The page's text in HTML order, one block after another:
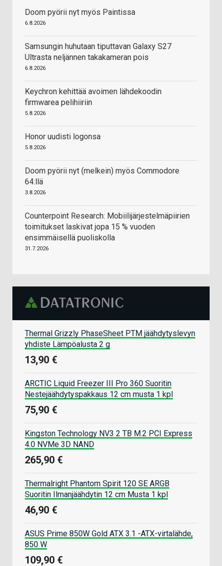
Doom pyörii nyt myös Paintissa
6.8.2026
Samsungin huhutaan tiputtavan Galaxy S27
Ultrasta neljännen takakameran pois
6.8.2026
Keychron kehittää avoimen lähdekoodin
firmwarea pelihiiriin
5.8.2026
Honor uudisti logonsa
5.8.2026
Doom pyörii nyt (melkein) myös Commodore
64:llä
3.8.2026
Counterpoint Research: Mobiilijärjestelmäpiirien
toimitukset laskivat jopa 15 % vuoden
ensimmäisellä puoliskolla
31.7.2026
Thermal Grizzly PhaseSheet PTM jäähdytyslevyn
yhdiste Lämpöalusta 2 g
13,90 €
ARCTIC Liquid Freezer III Pro 360 Suoritin
Nestejäähdytyspakkaus 12 cm musta 1 kpl
75,90 €
Kingston Technology NV3 2 TB M.2 PCI Express
4.0 NVMe 3D NAND
265,90 €
Thermalright Phantom Spirit 120 SE ARGB
Suoritin Ilmanjäähdytin 12 cm Musta 1 kpl
46,90 €
ASUS Prime 850W Gold ATX 3.1 -ATX-virtalähde,
850 W
109,90 €